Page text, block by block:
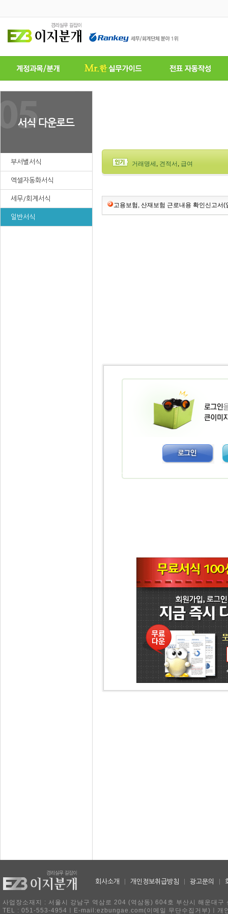
부서별서식
엑셀자동화서식
세무/회계서식
일반서식
거래명세 , 견적서 , 급여
고용보험, 산재보험 근로내용 확인신고서(
회사소개 개인정보취급방침 광고문의
사업장소재지 : 서울시 강남구 역삼로 204 (역삼동) 604호 부산시 해운대
TEL : 051-553-4954ㅣE-mail:ezbungae.com(이메일 무단수집거부)ㅣ개